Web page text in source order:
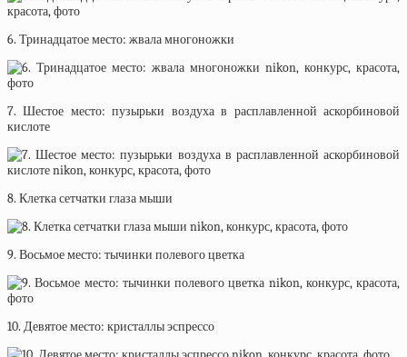
6. Тринадцатое место: жвала многоножки
7. Шестое место: пузырьки воздуха в расплавленной аскорбиновой
кислоте
8. Клетка сетчатки глаза мыши
9. Восьмое место: тычинки полевого цветка
10. Девятое место: кристаллы эспрессо